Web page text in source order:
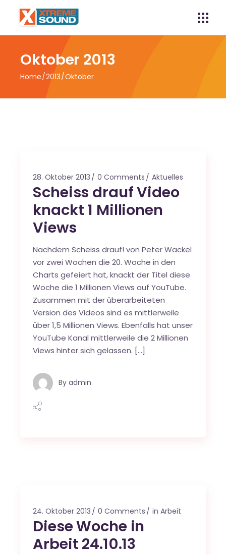
Oktober 2013
Home 2013 Oktober
28. Oktober 2013 0 Comments Aktuelles
Scheiss drauf Video
knackt 1 Millionen
Views
Nachdem Scheiss drauf! von Peter Wackel
vor zwei Wochen die 20. Woche in den
Charts gefeiert hat, knackt der Titel diese
Woche die 1 Millionen Views auf YouTube.
Zusammen mit der überarbeiteten
Version des Videos sind es mittlerweile
über 1,5 Millionen Views. Ebenfalls hat unser
YouTube Kanal mittlerweile die 2 Millionen
Views hinter sich gelassen. […]
By admin
24. Oktober 2013 0 Comments in Arbeit
Diese Woche in
Arbeit 24.10.13